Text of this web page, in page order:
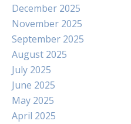
December 2025
November 2025
September 2025
August 2025
July 2025
June 2025
May 2025
April 2025